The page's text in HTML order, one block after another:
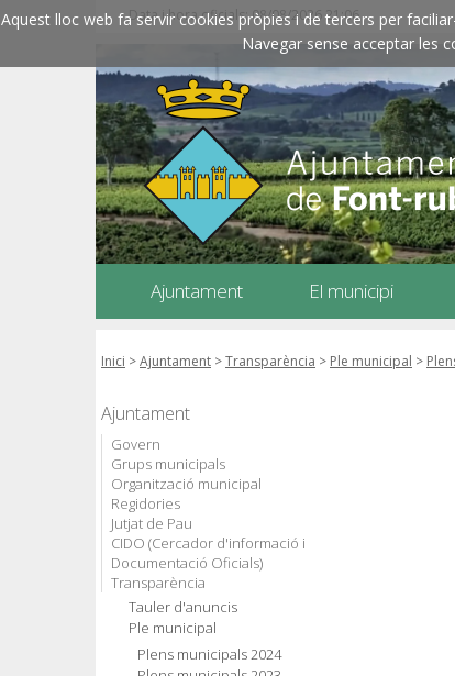
Aquest lloc web fa servir cookies pròpies i de tercers per
Navegar sense acceptar les
Data i hora oficials: 08/08/2026 21:06
Ajuntament El municipi
Inici >Ajuntament >Transparència > Ple municipal >
Ajuntament
Govern
Grups municipals
Organització municipal
Regidories
Jutjat de Pau
CIDO (Cercador d'informació i
Documentació Oficials)
Transparència
Tauler d'anuncis
Ple municipal
Plens municipals 2024